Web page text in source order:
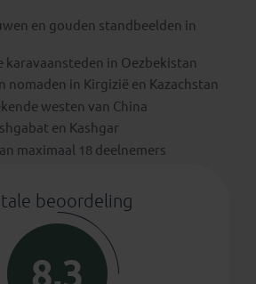
en gouden standbeelden in
karavaansteden in Oezbekistan
nomaden in Kirgizië en Kazachstan
westen van China
en Kashgar
maximaal 18 deelnemers
beoordeling
8,3